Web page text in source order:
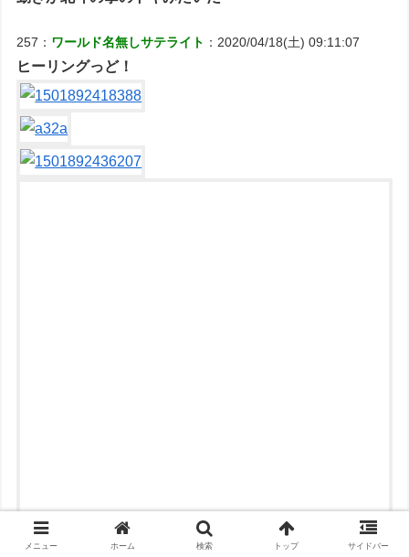
257： ワールド名無しサテライト ：2020/04/18(土) 09:11:07
ヒーリングっど！
カタルシスウェーブ
メニュー ホーム 検索 トップ サイドバー